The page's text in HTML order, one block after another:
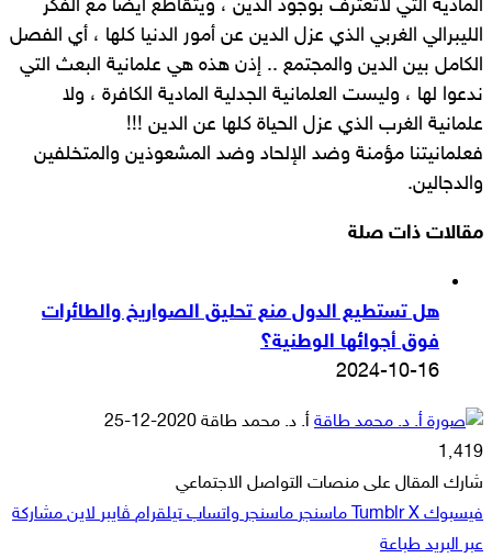
المادية التي لاتعترف بوجود الدين ، ويتقاطع ايضا مع الفكر
الليبرالي الغربي الذي عزل الدين عن أمور الدنيا كلها ، أي الفصل
الكامل بين الدين والمجتمع .. إذن هذه هي علمانية البعث التي
ندعوا لها ، وليست العلمانية الجدلية المادية الكافرة ، ولا
علمانية الغرب الذي عزل الحياة كلها عن الدين !!!
فعلمانيتنا مؤمنة وضد الإلحاد وضد المشعوذين والمتخلفين
والدجالين.
مقالات ذات صلة
هل تستطيع الدول منع تحليق الصواريخ والطائرات
فوق أجوائها الوطنية؟
2024-10-16
أ. د. محمد طاقة أرسل
إلكترونيا
2020-12-25
1٬419
شارك المقال على منصات التواصل الاجتماعي
فيسبوك ‫X ماسنجر ماسنجر واتساب تيلقرام ڤايبر لاين مشاركة
عبر البريد طباعة